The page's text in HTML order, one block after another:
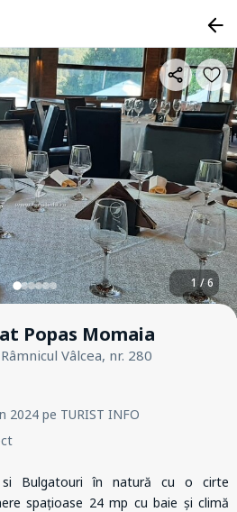
1 / 6
Popas Momaia
Vâlcea, nr. 280
2024 pe TURIST INFO
si Bulgatouri în natură cu o cirte
spațioase 24 mp cu baie și climă